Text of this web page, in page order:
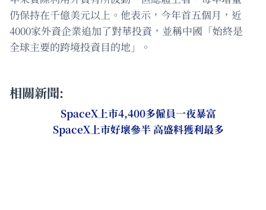
仍保持在千億美元以上。他表示，今年首五個月，近
4000家外資企業追加了對華投資，並稱中國「始終是
全球主要的跨境投資目的地」。
相關新聞:
SpaceX上市4,400多僱員一夜暴富
SpaceX上市好壞參半 高盛料獲利最多